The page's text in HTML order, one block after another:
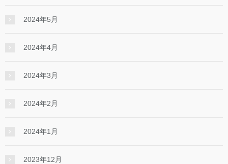
2024年5月
2024年4月
2024年3月
2024年2月
2024年1月
2023年12月